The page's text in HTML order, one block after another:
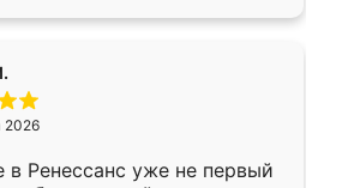
2026
Ренессанс уже не первый